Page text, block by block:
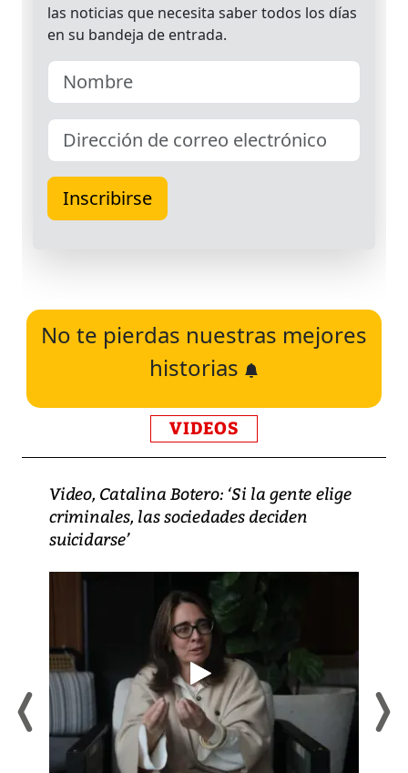
No te pierdas nuestras mejores
historias
VIDEOS
Video, Catalina Botero: ‘Si la gente elige
criminales, las sociedades deciden
suicidarse’